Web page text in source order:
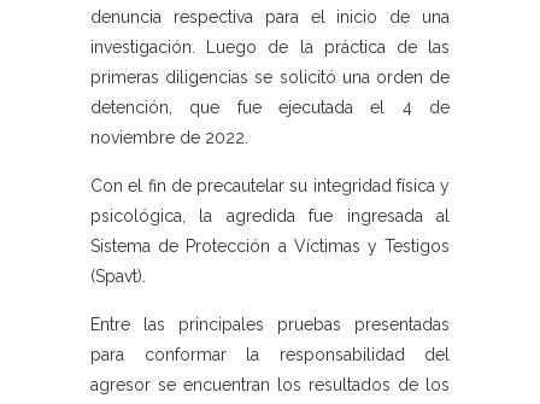
denuncia respectiva para el inicio de una
investigación. Luego de la práctica de las
primeras diligencias se solicitó una orden de
detención, que fue ejecutada el 4 de
noviembre de 2022.
Con el fin de precautelar su integridad física y
psicológica, la agredida fue ingresada al
Sistema de Protección a Víctimas y Testigos
(Spavt).
Entre las principales pruebas presentadas
para conformar la responsabilidad del
agresor se encuentran los resultados de los